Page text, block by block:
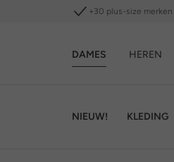
+30 plus-size merken
DAMES HEREN
NIEUW! KLEDING